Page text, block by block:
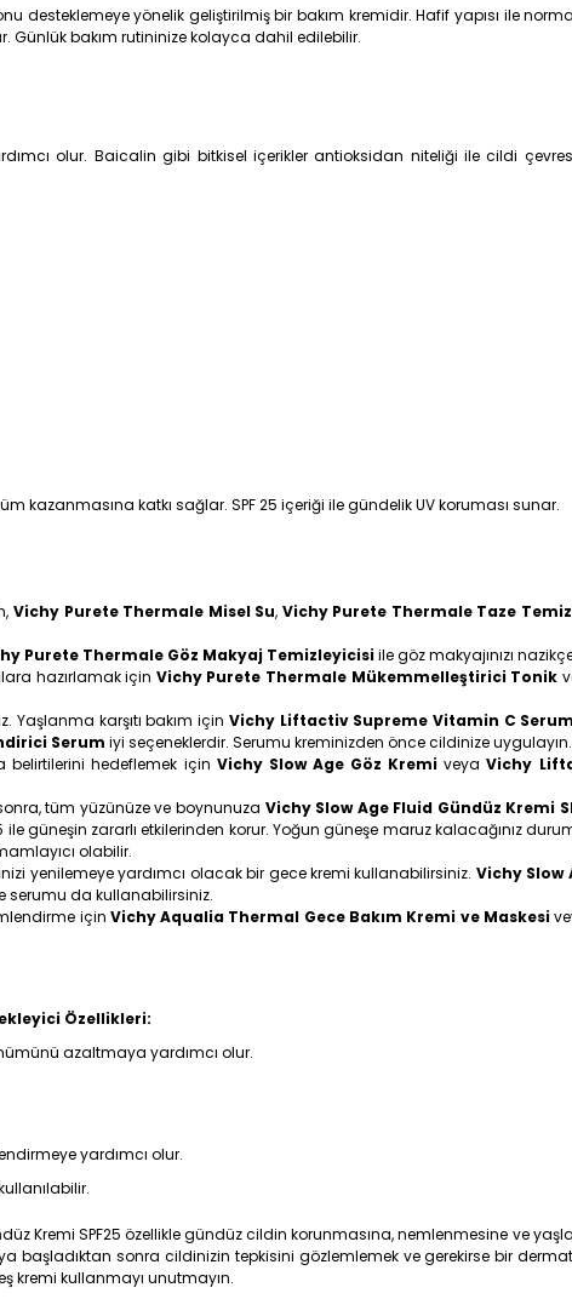
desteklemeye yönelik geliştirilmiş bir bakım kremidir. Hafif yapısı ile
Günlük bakım rutininize kolayca dahil edilebilir.
olur. Baicalin gibi bitkisel içerikler antioksidan niteliği ile cildi
katkı sağlar. SPF 25 içeriği ile gündelik UV koruması sunar.
Vichy Purete Thermale Misel Su, Vichy Purete Thermale Taze
Purete Thermale Göz Makyaj Temizleyicisiile göz makyajınızı
hazırlamak için Vichy Purete Thermale Mükemmelleştirici Tonik
Yaşlanma karşıtı bakım için Vichy Liftactiv Supreme Vitamin C
Serum iyi seçeneklerdir. Serumu kreminizden önce cildinize uygulayın.
hedeflemek için Vichy Slow Age Göz Kremi veyaVichy
tüm yüzünüze ve boynunuza Vichy Slow Age Fluid Gündüz Kremi
güneşin zararlı etkilerinden korur. Yoğun güneşe maruz kalacağınız
olabilir.
yenilemeye yardımcı olacak bir gece kremi kullanabilirsiniz. Vichy Slow
serumu da kullanabilirsiniz.
için Vichy Aqualia Thermal Gece Bakım Kremi ve Maskesi
Özellikleri:
azaltmaya yardımcı olur.
yardımcı olur.
Kremi SPF25 özellikle gündüz cildin korunmasına, nemlenmesine ve
başladıktan sonra cildinizin tepkisini gözlemlemek ve gerekirse bir
kremi kullanmayı unutmayın.